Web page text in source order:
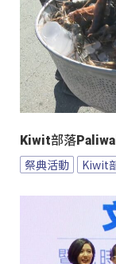
Kiwit部落
祭典活動 Kiwit